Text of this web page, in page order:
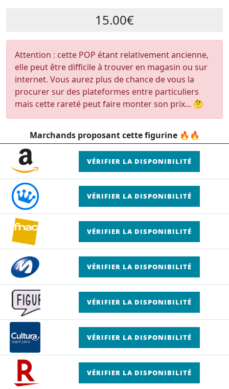
15.00€
Attention : cette POP étant relativement ancienne,
elle peut être difficile à trouver en magasin ou sur
internet. Vous aurez plus de chance de vous la
procurer sur des plateformes entre particuliers
mais cette rareté peut faire monter son prix... 🤔
Marchands proposant cette figurine 🔥🔥
VÉRIFIER LA DISPONIBILITÉ
VÉRIFIER LA DISPONIBILITÉ
VÉRIFIER LA DISPONIBILITÉ
VÉRIFIER LA DISPONIBILITÉ
VÉRIFIER LA DISPONIBILITÉ
VÉRIFIER LA DISPONIBILITÉ
VÉRIFIER LA DISPONIBILITÉ